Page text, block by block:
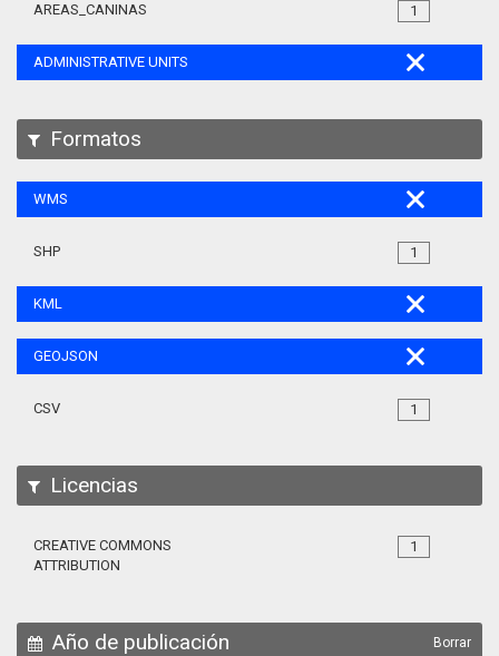
1
AREAS_CANINAS
ADMINISTRATIVE UNITS
Formatos
WMS
1
SHP
KML
GEOJSON
1
CSV
Licencias
1
CREATIVE COMMONS
ATTRIBUTION
Año de publicación Borrar